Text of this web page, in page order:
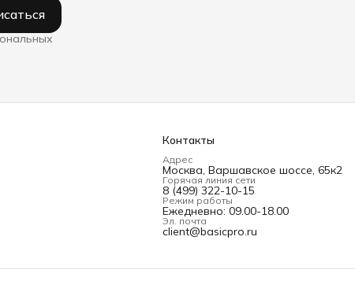
Контакты
Адрес
Москва, Варшавское шоссе, 65к2
Горячая линия сети
8 (499) 322-10-15
Режим работы
Ежедневно: 09.00-18.00
Эл. почта
client@basicpro.ru